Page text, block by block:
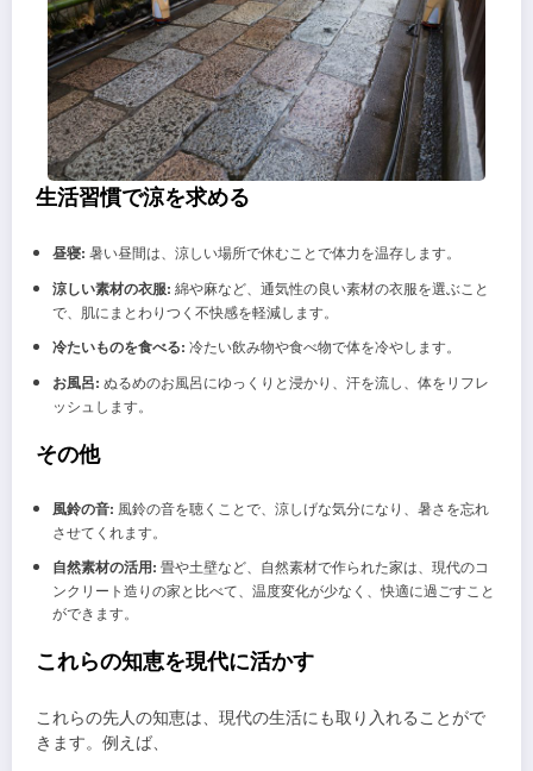
生活習慣で涼を求める
昼寝: 暑い昼間は、涼しい場所で休むことで体力を温存します。
涼しい素材の衣服: 綿や麻など、通気性の良い素材の衣服を選ぶこと
で、肌にまとわりつく不快感を軽減します。
冷たいものを食べる: 冷たい飲み物や食べ物で体を冷やします。
お風呂: ぬるめのお風呂にゆっくりと浸かり、汗を流し、体をリフレ
ッシュします。
その他
風鈴の音: 風鈴の音を聴くことで、涼しげな気分になり、暑さを忘れ
させてくれます。
自然素材の活用: 畳や土壁など、自然素材で作られた家は、現代のコ
ンクリート造りの家と比べて、温度変化が少なく、快適に過ごすこと
ができます。
これらの知恵を現代に活かす
これらの先人の知恵は、現代の生活にも取り入れることがで
きます。例えば、